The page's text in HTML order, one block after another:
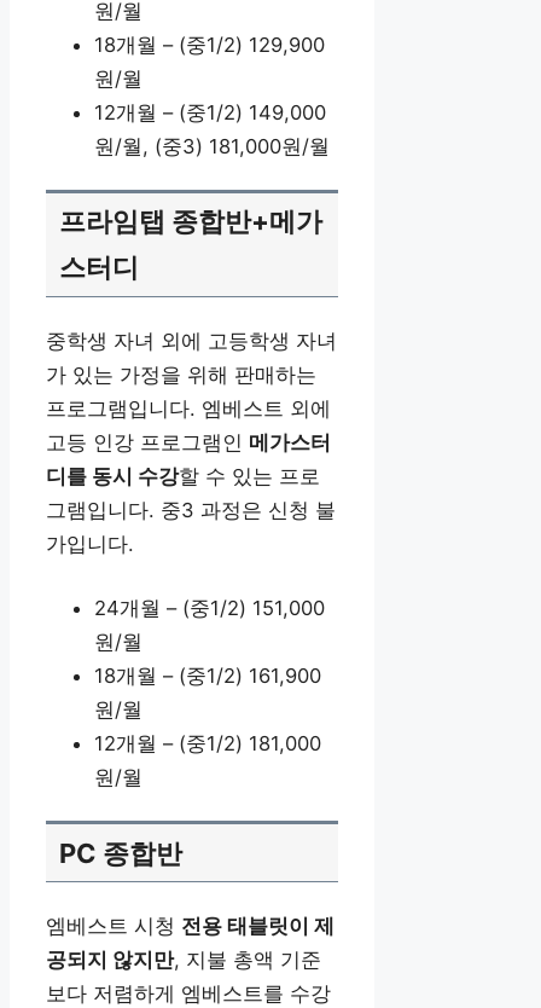
원/월
18개월 – (중1/2) 129,900
원/월
12개월 – (중1/2) 149,000
원/월, (중3) 181,000원/월
프라임탭 종합반+메가
스터디
중학생 자녀 외에 고등학생 자녀
가 있는 가정을 위해 판매하는
프로그램입니다. 엠베스트 외에
고등 인강 프로그램인 메가스터
디를 동시 수강할 수 있는 프로
그램입니다. 중3 과정은 신청 불
가입니다.
24개월 – (중1/2) 151,000
원/월
18개월 – (중1/2) 161,900
원/월
12개월 – (중1/2) 181,000
원/월
PC 종합반
엠베스트 시청 전용 태블릿이 제
공되지 않지만, 지불 총액 기준
보다 저렴하게 엠베스트를 수강